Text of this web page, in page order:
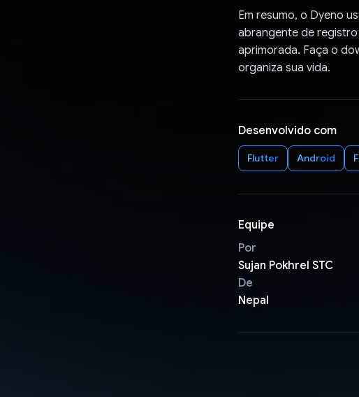
Em resumo, o Dyeno
abrangente de
aprimorada. Faça o
organiza sua vida.
Desenvolvido com
Flutter Android
Equipe
Por
Sujan Pokhrel STC
De
Nepal